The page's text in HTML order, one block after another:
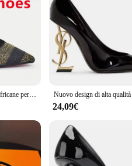
blend of elegance and
adds a touch of sophistication to
will complement your attire with
forward footwear. The design is
to jeans, ensuring that you
construction makes them
to offer their customers a blend
Set di scarpe e borse africane per scarpe e borse da donna da sposa da abbinare Set con strass italia Lady Pumps scarpe da donna di lusso
24,09€